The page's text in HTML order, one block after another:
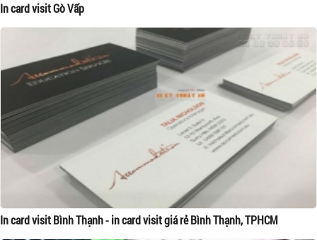
In card visit Gò Vấp
In card visit Bình Thạnh - in card visit giá rẻ Bình Thạnh, TPHCM